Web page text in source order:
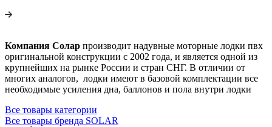
Компания Солар производит надувные моторные лодки пвх
оригинальной конструкции с 2002 года, и является одной из
крупнейших на рынке России и стран СНГ. В отличии от
многих аналогов, лодки имеют в базовой комплектации все
необходимые усиления дна, баллонов и пола внутри лодки
Все товары категории
Все товары бренда SOLAR